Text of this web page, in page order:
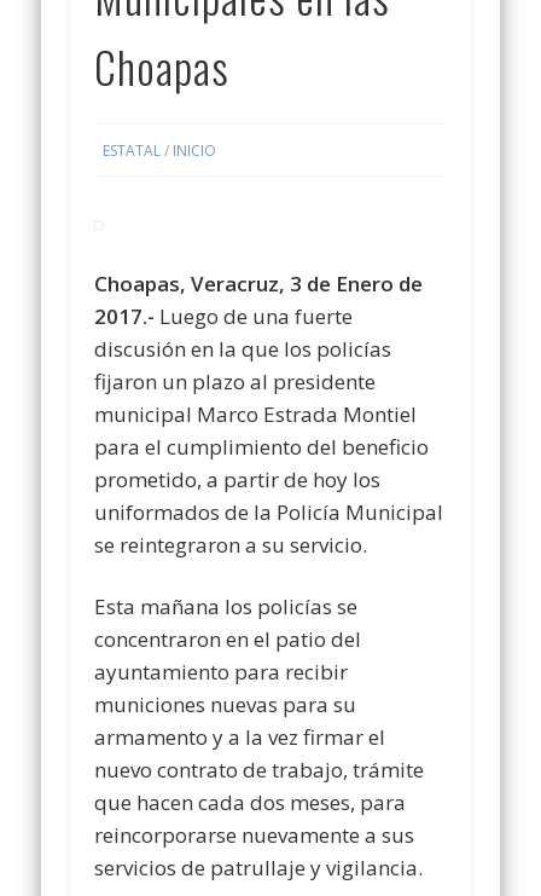
Choapas
ESTATAL/ INICIO
Choapas, Veracruz, 3 de Enero de
2017.- Luego de una fuerte
discusión en la que los policías
fijaron un plazo al presidente
municipal Marco Estrada Montiel
para el cumplimiento del beneficio
prometido, a partir de hoy los
uniformados de la Policía Municipal
se reintegraron a su servicio.
Esta mañana los policías se
concentraron en el patio del
ayuntamiento para recibir
municiones nuevas para su
armamento y a la vez firmar el
nuevo contrato de trabajo, trámite
que hacen cada dos meses, para
reincorporarse nuevamente a sus
servicios de patrullaje y vigilancia.